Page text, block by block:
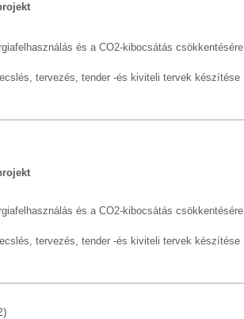
és a CO2-kibocsátás csökkentésére
tervezés, tender -és kiviteli tervek készítése
és a CO2-kibocsátás csökkentésére
tervezés, tender -és kiviteli tervek készítése